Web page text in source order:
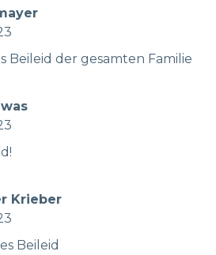
Beileid der gesamten Familie
Krieber
Beileid